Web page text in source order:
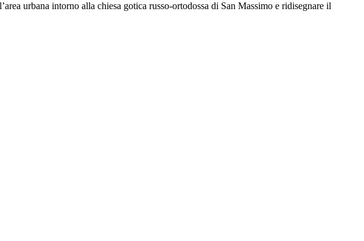
urbana intorno alla chiesa gotica russo-ortodossa di San Massimo e ridisegnare il